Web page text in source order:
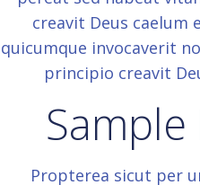
creavit Deus caelum
quicumque invocaverit
principio creavit
Propterea sicut per